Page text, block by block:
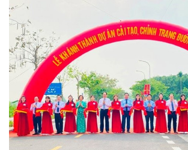
nguyên Trưởng Ban Tuyên giáo Trung ương.